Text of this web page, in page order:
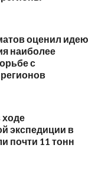
оценил идею
наиболее
с
экспедиции в
почти 11 тонн